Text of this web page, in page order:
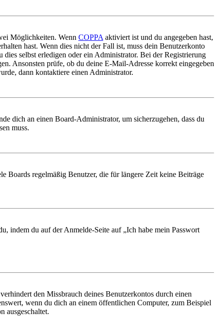
Möglichkeiten. Wenn COPPA aktiviert ist und du angegeben hast,
hast. Wenn dies nicht der Fall ist, muss dein Benutzerkonto
selbst erledigen oder ein Administrator. Bei der Registrierung
Ansonsten prüfe, ob du deine E-Mail-Adresse korrekt eingegeben
dann kontaktiere einen Administrator.
dich an einen Board-Administrator, um sicherzugehen, dass du
muss.
Boards regelmäßig Benutzer, die für längere Zeit keine Beiträge
indem du auf der Anmelde-Seite auf „Ich habe mein Passwort
den Missbrauch deines Benutzerkontos durch einen
wenn du dich an einem öffentlichen Computer, zum Beispiel
ausgeschaltet.